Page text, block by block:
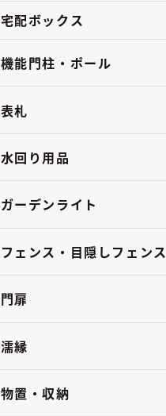
宅配ボックス
機能門柱・ポール
表札
水回り用品
ガーデンライト
フェンス・目隠しフェンス
門扉
濡縁
物置・収納